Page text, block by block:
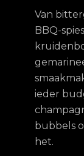
Van
BBQ-
ieder
bubbels
het.